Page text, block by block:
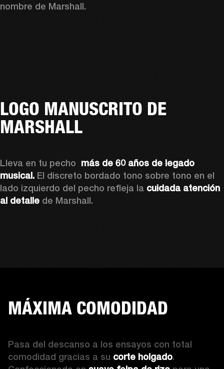
nombre de Marshall.
LOGO MANUSCRITO DE
MARSHALL
Lleva en tu pecho más de 60 años de legado
musical. El discreto bordado tono sobre tono en el
lado izquierdo del pecho refleja la cuidada atención
al detalle de Marshall.
MÁXIMA COMODIDAD
Pasa del descanso a los ensayos con total
comodidad gracias a su corte holgado.